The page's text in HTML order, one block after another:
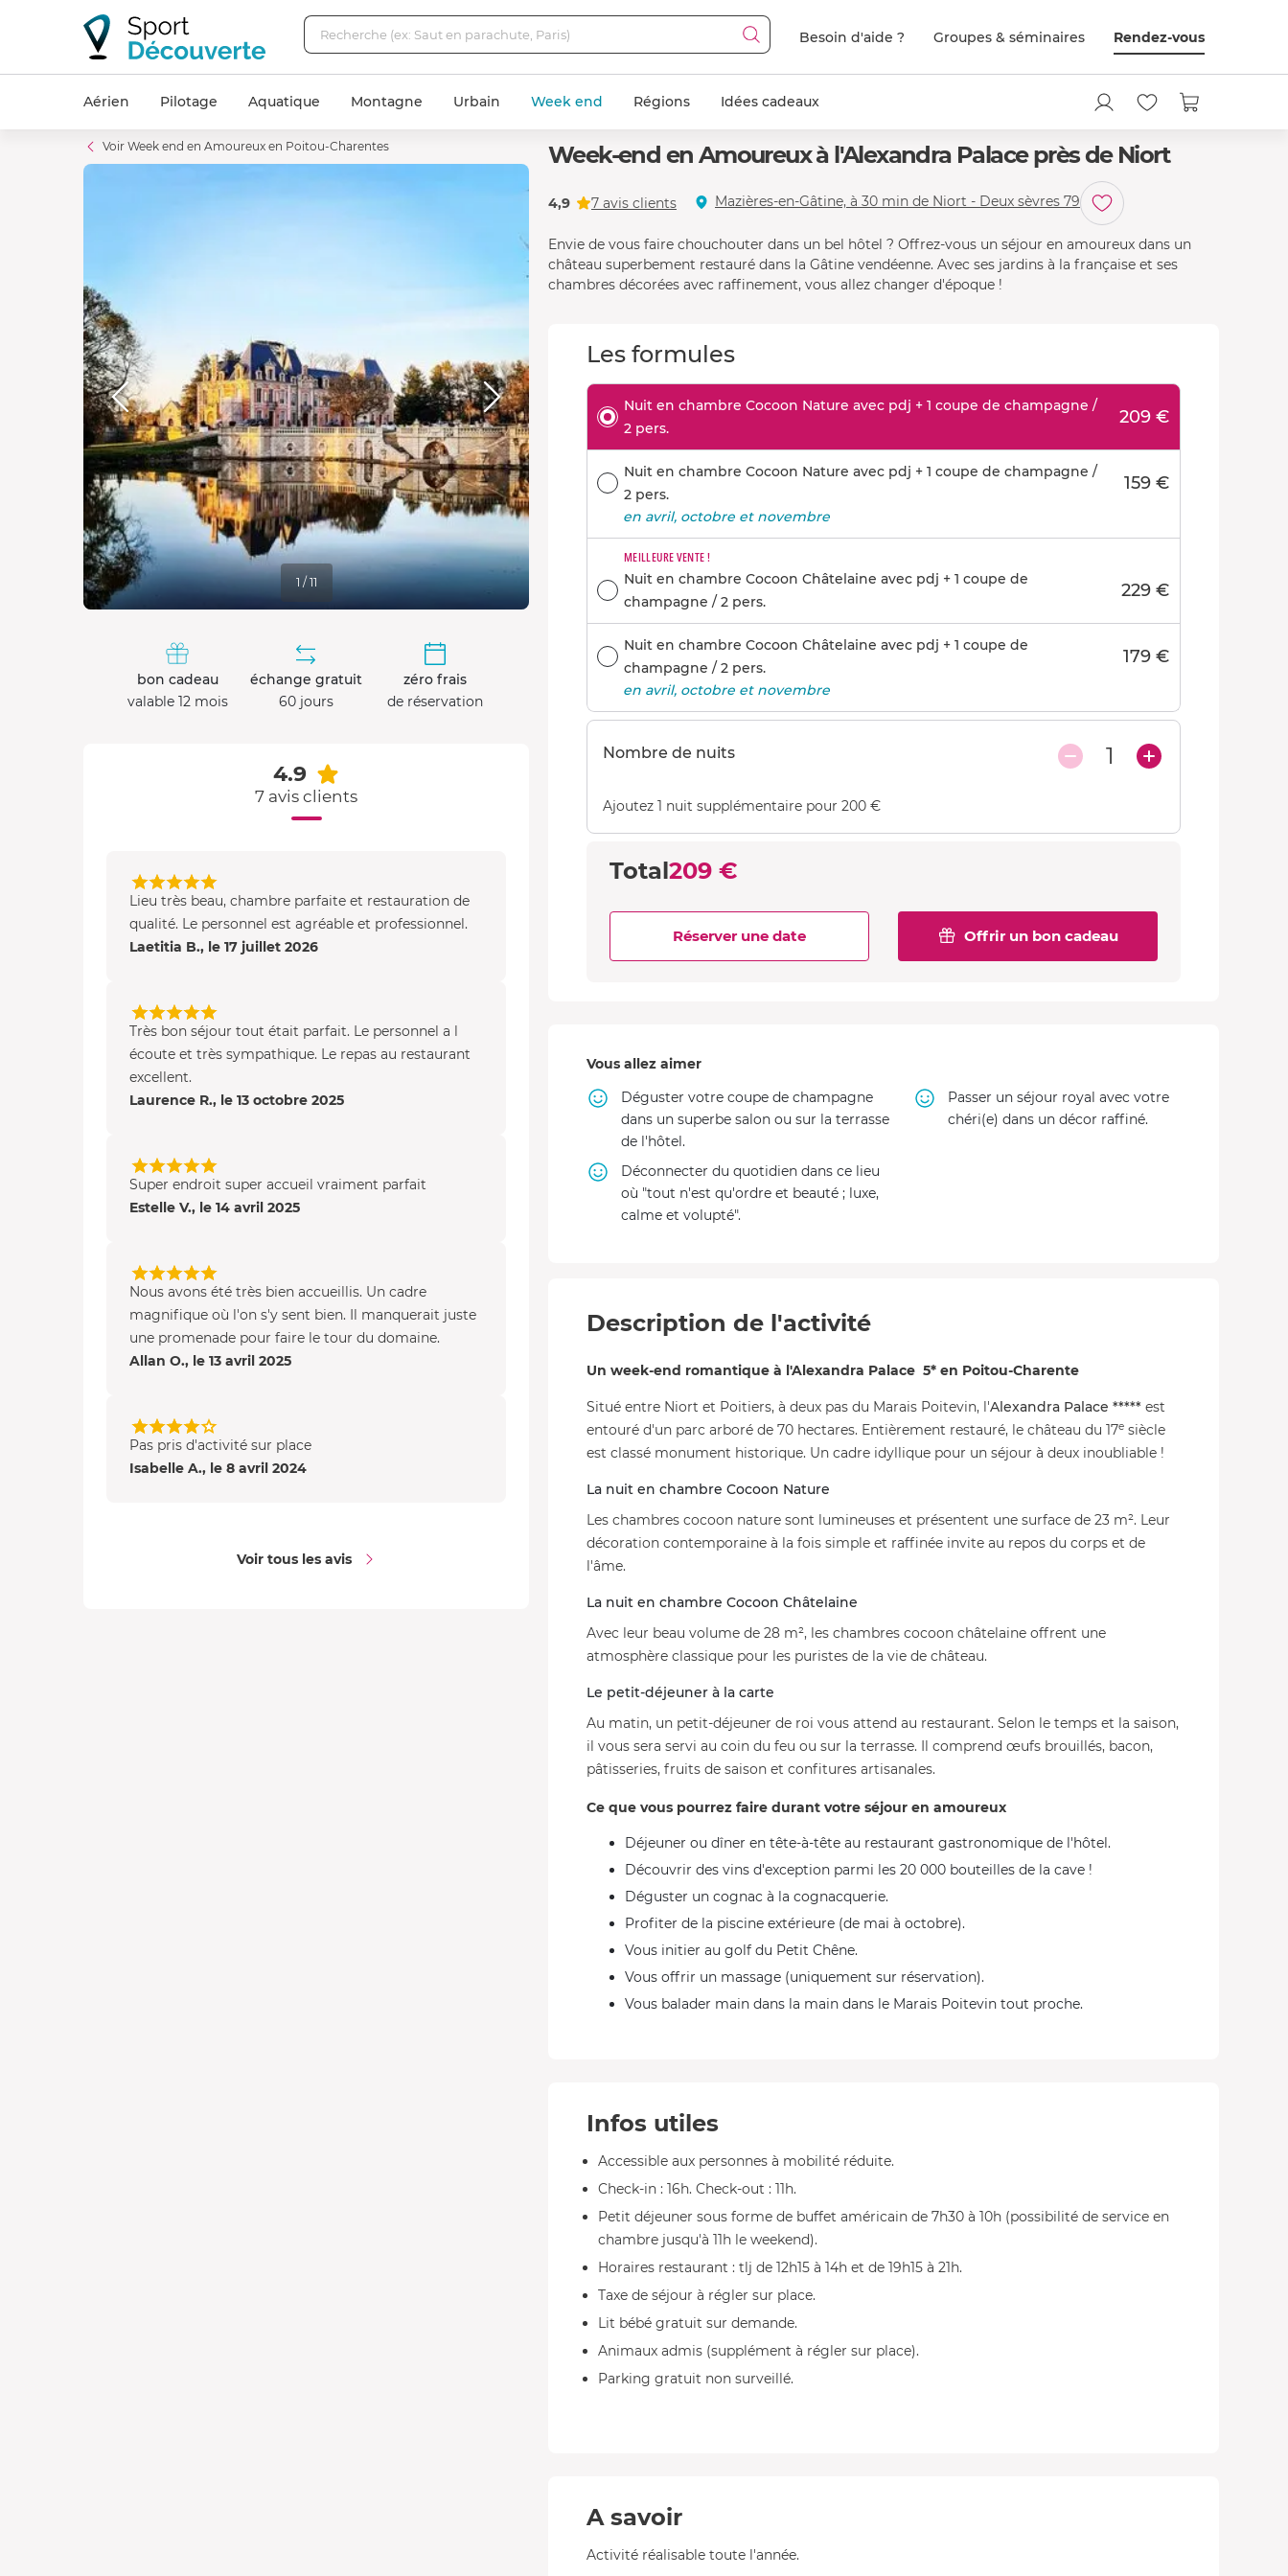
Besoin d'aide ? Groupes & séminaires Rendez-vous
Aérien Pilotage Aquatique Montagne Urbain Week end Régions Idées cadeaux
Week-end en Amoureux à l'Alexandra Palace près de Niort
4,9 7 avis clients Mazières-en-Gâtine, à 30 min de Niort - Deux sèvres 79
Envie de vous faire chouchouter dans un bel hôtel ? Offrez-vous un séjour en amoureux dans un
château superbement restauré dans la Gâtine vendéenne. Avec ses jardins à la française et ses
chambres décorées avec raffinement, vous allez changer d'époque !
Les formules
Nuit en chambre Cocoon Nature avec pdj + 1 coupe de champagne /
2 pers.
209 €
Nuit en chambre Cocoon Nature avec pdj + 1 coupe de champagne /
2 pers.
159 €
en avril, octobre et novembre
MEILLEURE VENTE !
Nuit en chambre Cocoon Châtelaine avec pdj + 1 coupe de
champagne / 2 pers.
229 €
Nuit en chambre Cocoon Châtelaine avec pdj + 1 coupe de
champagne / 2 pers.
179 €
en avril, octobre et novembre
Nombre de nuits 1
Ajoutez 1 nuit supplémentaire pour 200 €
Total209 €
Offrir un bon cadeau
Réserver une date
Vous allez aimer
Déguster votre coupe de champagne
dans un superbe salon ou sur la terrasse
de l'hôtel.
Passer un séjour royal avec votre
chéri(e) dans un décor raffiné.
Déconnecter du quotidien dans ce lieu
où "tout n'est qu'ordre et beauté ; luxe,
calme et volupté".
Description de l'activité
Un week-end romantique à l'Alexandra Palace 5* en Poitou-Charente
Situé entre Niort et Poitiers, à deux pas du Marais Poitevin, l'Alexandra Palace ***** est
entouré d'un parc arboré de 70 hectares. Entièrement restauré, le château du 17e siècle
est classé monument historique. Un cadre idyllique pour un séjour à deux inoubliable !
La nuit en chambre Cocoon Nature
Les chambres cocoon nature sont lumineuses et présentent une surface de 23 m². Leur
décoration contemporaine à la fois simple et raffinée invite au repos du corps et de
l'âme.
La nuit en chambre Cocoon Châtelaine
Avec leur beau volume de 28 m², les chambres cocoon châtelaine offrent une
atmosphère classique pour les puristes de la vie de château.
Le petit-déjeuner à la carte
Au matin, un petit-déjeuner de roi vous attend au restaurant. Selon le temps et la saison,
il vous sera servi au coin du feu ou sur la terrasse. Il comprend œufs brouillés, bacon,
pâtisseries, fruits de saison et confitures artisanales.
Ce que vous pourrez faire durant votre séjour en amoureux
Déjeuner ou dîner en tête-à-tête au restaurant gastronomique de l'hôtel.
Découvrir des vins d'exception parmi les 20 000 bouteilles de la cave !
Déguster un cognac à la cognacquerie.
Profiter de la piscine extérieure (de mai à octobre).
Vous initier au golf du Petit Chêne.
Vous offrir un massage (uniquement sur réservation).
Vous balader main dans la main dans le Marais Poitevin tout proche.
Infos utiles
Accessible aux personnes à mobilité réduite.
Check-in : 16h. Check-out : 11h.
Petit déjeuner sous forme de buffet américain de 7h30 à 10h (possibilité de service en
chambre jusqu'à 11h le weekend).
Horaires restaurant : tlj de 12h15 à 14h et de 19h15 à 21h.
Taxe de séjour à régler sur place.
Lit bébé gratuit sur demande.
Animaux admis (supplément à régler sur place).
Parking gratuit non surveillé.
A savoir
Activité réalisable toute l'année.
Voir Week end en Amoureux en Poitou-Charentes
1 / 11
bon cadeau
valable 12 mois
échange gratuit
60 jours
zéro frais
de réservation
4.9
7 avis clients
Lieu très beau, chambre parfaite et restauration de
qualité. Le personnel est agréable et professionnel.
Laetitia B., le 17 juillet 2026
Très bon séjour tout était parfait. Le personnel a l
écoute et très sympathique. Le repas au restaurant
excellent.
Laurence R., le 13 octobre 2025
Super endroit super accueil vraiment parfait
Estelle V., le 14 avril 2025
Nous avons été très bien accueillis. Un cadre
magnifique où l'on s'y sent bien. Il manquerait juste
une promenade pour faire le tour du domaine.
Allan O., le 13 avril 2025
Pas pris d'activité sur place
Isabelle A., le 8 avril 2024
Voir tous les avis